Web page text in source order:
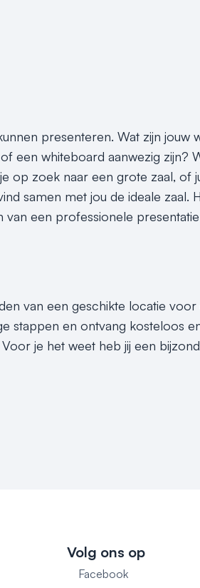
presenteren. Wat zijn jouw
een whiteboard aanwezig zijn?
op zoek naar een grote zaal, of
samen met jou de ideale zaal.
een professionele
van een geschikte locatie voor
stappen en ontvang kosteloos
je het weet heb jij een
Volg ons op
Facebook